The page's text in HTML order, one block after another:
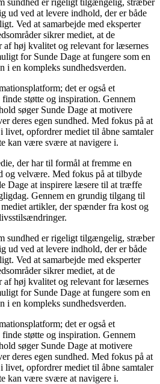
ud ved at levere indhold, der er både
Ved at samarbejde med eksperter
sikrer mediet, at de
af høj kvalitet og relevant for læsernes
for Sunde Dage at fungere som en
en kompleks sundhedsverden.
det er også et
støtte og inspiration. Gennem
søger Sunde Dage at motivere
deres egen sundhed. Med fokus på at
livet, opfordrer mediet til åbne samtaler
kan være svære at navigere i.
der har til formål at fremme en
og velvære. Med fokus på at tilbyde
Dage at inspirere læsere til at træffe
Gennem en grundig tilgang til
artikler, der spænder fra kost og
sundhed er rigeligt tilgængelig, stræber
ud ved at levere indhold, der er både
Ved at samarbejde med eksperter
sikrer mediet, at de
af høj kvalitet og relevant for læsernes
for Sunde Dage at fungere som en
en kompleks sundhedsverden.
det er også et
støtte og inspiration. Gennem
søger Sunde Dage at motivere
deres egen sundhed. Med fokus på at
livet, opfordrer mediet til åbne samtaler
kan være svære at navigere i.